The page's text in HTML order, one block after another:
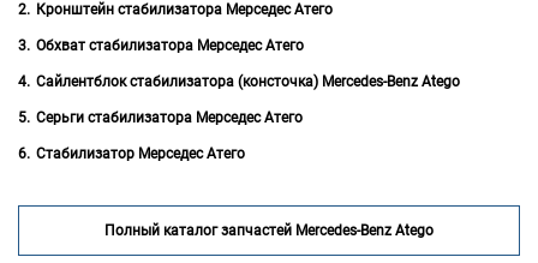
Кронштейн стабилизатора Мерседес Атего
Обхват стабилизатора Мерседес Атего
Сайлентблок стабилизатора (консточка) Mercedes-Benz Atego
Серьги стабилизатора Мерседес Атего
Стабилизатор Мерседес Атего
Полный каталог запчастей Mercedes-Benz Atego